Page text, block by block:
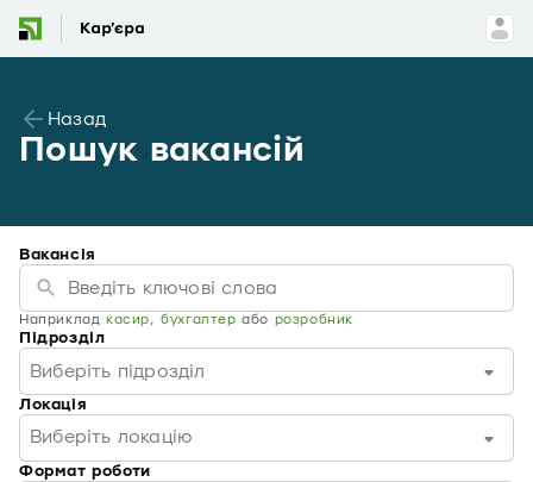
Назад
Пошук вакансій
Вакансія
Наприклад касир,бухгалтер або розробник
Підрозділ
Виберіть підрозділ
Локація
Виберіть локацію
Формат роботи